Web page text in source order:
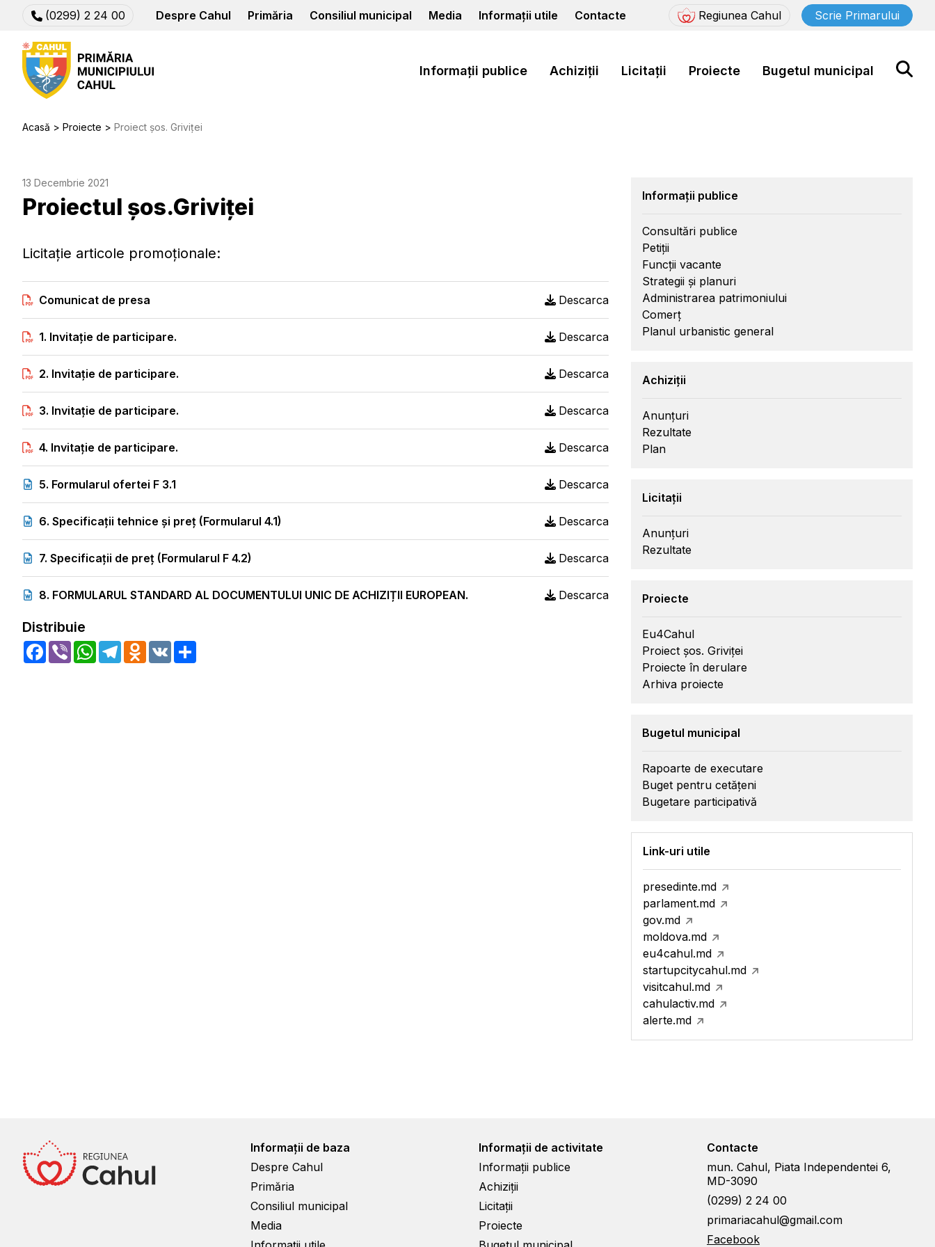
(0299) 2 24 00 Despre Cahul Primăria Consiliul municipal Media Informații utile Contacte Regiunea Cahul Scrie Primarului
Informații publice Achiziții Licitații Proiecte Bugetul municipal
Acasă Proiecte Proiect șos. Griviței
13 Decembrie 2021
Proiectul șos.Griviței
Licitație articole promoționale:
Comunicat de presa Descarca
1. Invitație de participare. Descarca
2. Invitație de participare. Descarca
3. Invitație de participare. Descarca
4. Invitație de participare. Descarca
5. Formularul ofertei F 3.1 Descarca
6. Specificații tehnice și preț (Formularul 4.1) Descarca
7. Specificații de preț (Formularul F 4.2) Descarca
8. FORMULARUL STANDARD AL DOCUMENTULUI UNIC DE ACHIZIȚII EUROPEAN. Descarca
Distribuie
Facebook
Viber WhatsApp
TelegramOdnoklassniki
VK
Informații publice
Consultări publice
Petiții
Funcții vacante
Strategii și planuri
Administrarea patrimoniului
Comerț
Planul urbanistic general
Achiziții
Anunțuri
Rezultate
Plan
Licitații
Anunțuri
Rezultate
Proiecte
Eu4Cahul
Proiect șos. Griviței
Proiecte în derulare
Arhiva proiecte
Bugetul municipal
Rapoarte de executare
Buget pentru cetățeni
Bugetare participativă
Link-uri utile
presedinte.md
parlament.md
gov.md
moldova.md
eu4cahul.md
startupcitycahul.md
visitcahul.md
cahulactiv.md
alerte.md
Informații de baza
Despre Cahul
Primăria
Consiliul municipal
Media
Informații de activitate
Informații publice
Achiziții
Licitații
Proiecte
Contacte
mun. Cahul, Piata Independentei 6,
MD-3090
(0299) 2 24 00
primariacahul@gmail.com
Facebook